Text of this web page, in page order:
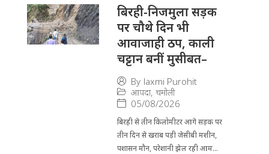
बिरही-निजमुला सड़क
पर चौथे दिन भी
आवाजाही ठप, काली
चट्टान बनीं मुसीबत–
By laxmi Purohit
आपदा, चमोली
05/08/2026
बिरही से तीन किलोमीटर आगे सड़क पर
तीन दिन से खराब पड़ी जेसीबी मशीन,
पशासन मौन, परेशानी झेल रही आम...